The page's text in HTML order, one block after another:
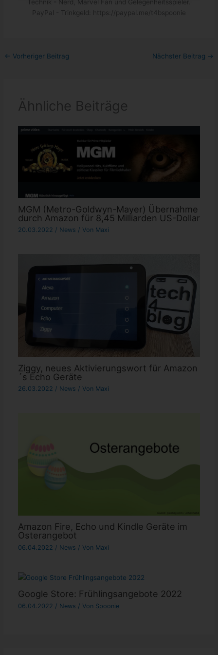
Technik - Nerd, Marvel Fan und Gelegenheitsspieler.
PayPal - Trinkgeld: https://paypal.me/t4bspoonie
← Vorheriger Beitrag Nächster Beitrag →
Ähnliche Beiträge
MGM (Metro-Goldwyn-Mayer) Übernahme
durch Amazon für 8,45 Milliarden US-Dollar
20.03.2022 / News / Von Maxi
Ziggy, neues Aktivierungswort für Amazon
´s Echo Geräte
26.03.2022 / News / Von Maxi
Amazon Fire, Echo und Kindle Geräte im
Osterangebot
06.04.2022 / News / Von Maxi
Google Store: Frühlingsangebote 2022
06.04.2022 / News / Von Spoonie